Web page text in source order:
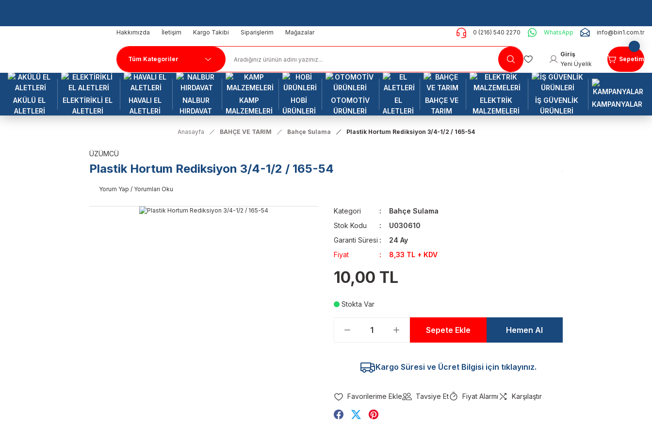
Hakkımızda İletişim Kargo Takibi Siparişlerim Mağazalar 0 (216) 540 2270 WhatsApp info@bin1.com.tr
Giriş
Yeni Üyelik
Sepetim
AKÜLÜ EL
ALETLERİ
ELEKTİRİKLİ EL
ALETLERİ
HAVALI EL
ALETLERİ
NALBUR
HIRDAVAT
KAMP
MALZEMELERİ
HOBİ
ÜRÜNLERİ
OTOMOTİV
ÜRÜNLERİ
EL
ALETLERİ
BAHÇE VE
TARIM
ELEKTRİK
MALZEMELERİ
İŞ GÜVENLİK
ÜRÜNLERİ
KAMPANYALAR
Anasayfa BAHÇE VE TARIM Bahçe Sulama Plastik Hortum Rediksiyon 3/4-1/2 / 165-54
ÜZÜMCÜ
Plastik Hortum Rediksiyon 3/4-1/2 / 165-54
Yorum Yap / Yorumları Oku
Kategori
Bahçe Sulama
Stok Kodu
U030610
Garanti Süresi
24 Ay
Fiyat
8,33 TL + KDV
10,00 TL
Stokta Var
Sepete Ekle Hemen Al
Kargo Süresi ve Ücret Bilgisi için tıklayınız.
Tavsiye Et Fiyat Alarmı Karşılaştır